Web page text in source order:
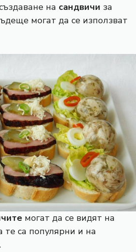
на сандвичи за
могат да се използват
могат да се видят на
те са популярни и на